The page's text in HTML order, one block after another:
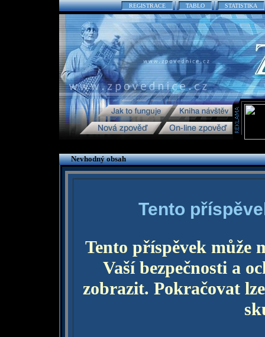
REGISTRACE TABLO STATISTIKA
Nevhodný obsah
Tento
Tento příspěvek může
Vaší bezpečnosti a
zobrazit. Pokračovat